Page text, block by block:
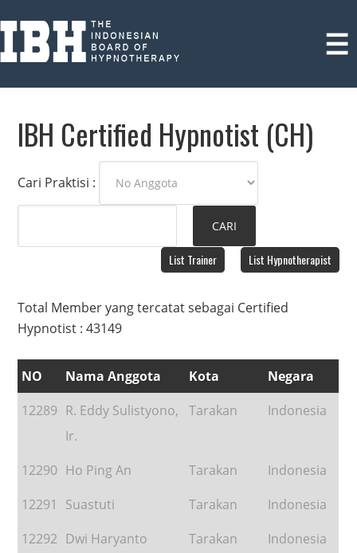
IBH Certified Hypnotist (CH)
Cari Praktisi :
List Hypnotherapist
List Trainer
Total Member yang tercatat sebagai Certified
Hypnotist : 43149
NO Nama Anggota Kota
Negara
12289 R. Eddy Sulistyono,
Ir.
Tarakan Indonesia
12290 Ho Ping An Tarakan
Indonesia
12291
Suastuti Tarakan
Indonesia
12292 Dwi Haryanto Tarakan
Indonesia